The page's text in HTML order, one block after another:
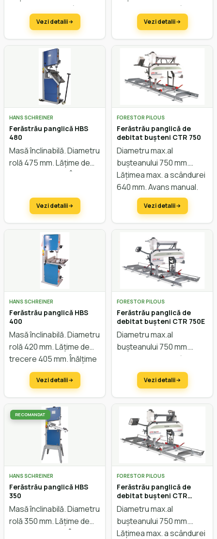
Lățimea max. a scândurei
750 mm. Avans automat.
Reglarea înălțimii electric.
Vezi detalii
Lățimea max. a scândurei
750 mm. Avans automat.
Reglarea înălțimii electric.
Vezi detalii
HANS SCHREINER
Ferăstrău panglică HBS
480
Masă înclinabilă. Diametru
rolă 475 mm. Lățime de
trecere 465 mm. Înălțime
Vezi detalii
FORESTOR PILOUS
Ferăstrău panglică de
debitat bușteni CTR 750
Diametru max.al
bușteanului 750 mm.
Lățimea max. a scândurei
640 mm. Avans manual.
Reglarea înălțimii manual.
Vezi detalii
HANS SCHREINER
Ferăstrău panglică HBS
400
Masă înclinabilă. Diametru
rolă 420 mm. Lățime de
trecere 405 mm. Înălțime
de trecere 250 mm.
Vezi detalii
FORESTOR PILOUS
Ferăstrău panglică de
debitat bușteni CTR 750E
Diametru max.al
bușteanului 750 mm.
Lățimea max. a scândurei
640 mm. Avans automat.
Reglarea înălțimii manual.
Vezi detalii
RECOMANDAT
HANS SCHREINER
Ferăstrău panglică HBS
350
Masă înclinabilă. Diametru
rolă 350 mm. Lățime de
trecere 335 mm. Înălțime
FORESTOR PILOUS
Ferăstrău panglică de
debitat bușteni CTR
750EV
Diametru max.al
bușteanului 750 mm.
Lățimea max. a scândurei